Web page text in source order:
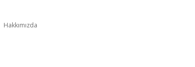
Hakkımızda